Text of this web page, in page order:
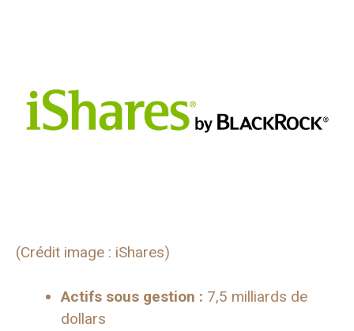
(Crédit image : iShares)
Actifs sous gestion : 7,5 milliards de
dollars